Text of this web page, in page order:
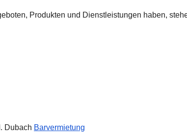
Produkten und Dienstleistungen haben,
Dubach Barvermietung